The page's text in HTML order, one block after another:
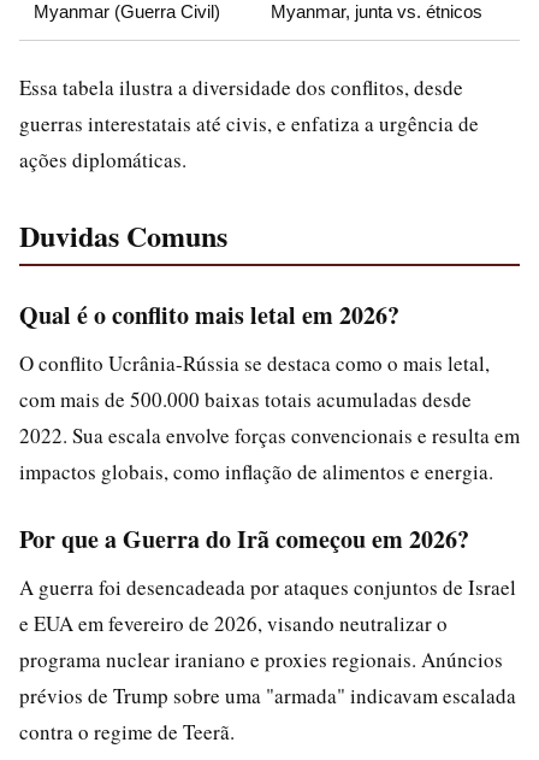
Myanmar (Guerra Civil) Myanmar, junta vs. étnicos
Essa tabela ilustra a diversidade dos conflitos, desde
guerras interestatais até civis, e enfatiza a urgência de
ações diplomáticas.
Duvidas Comuns
Qual é o conflito mais letal em 2026?
O conflito Ucrânia-Rússia se destaca como o mais letal,
com mais de 500.000 baixas totais acumuladas desde
2022. Sua escala envolve forças convencionais e resulta em
impactos globais, como inflação de alimentos e energia.
Por que a Guerra do Irã começou em 2026?
A guerra foi desencadeada por ataques conjuntos de Israel
e EUA em fevereiro de 2026, visando neutralizar o
programa nuclear iraniano e proxies regionais. Anúncios
prévios de Trump sobre uma "armada" indicavam escalada
contra o regime de Teerã.